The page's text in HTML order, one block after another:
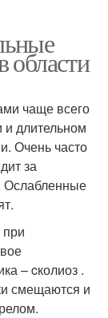
области
чаще всего
длительном
Очень часто
за
Ослабленные
– cколиоз .
смещаются и